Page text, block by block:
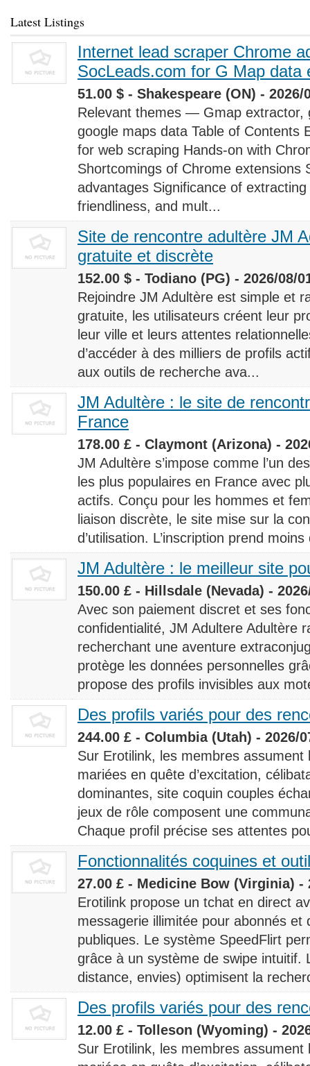
Latest Listings
Internet lead scraper Chrome
SocLeads.com for G Map data
51.00 $ - Shakespeare (ON) - 2026/
Relevant themes — Gmap extractor,
google maps data Table of Contents
for web scraping Hands-on with
Shortcomings of Chrome extensions
advantages Significance of
friendliness, and mult...
Site de rencontre adultère JM
gratuite et discrète
152.00 $ - Todiano (PG) - 2026/08/
Rejoindre JM Adultère est simple et
gratuite, les utilisateurs créent leur
leur ville et leurs attentes
d’accéder à des milliers de profils
aux outils de recherche ava...
JM Adultère : le site de
France
178.00 £ - Claymont (Arizona) -
JM Adultère s’impose comme l’un
les plus populaires en France avec
actifs. Conçu pour les hommes et
liaison discrète, le site mise sur la
d’utilisation. L’inscription prend
JM Adultère : le meilleur site
150.00 £ - Hillsdale (Nevada) -
Avec son paiement discret et ses
confidentialité, JM Adultere Adultère
recherchant une aventure
protège les données personnelles
propose des profils invisibles aux
Des profils variés pour des
244.00 £ - Columbia (Utah) - 2026/
Sur Erotilink, les membres
mariées en quête d’excitation,
dominantes, site coquin couples
jeux de rôle composent une
Chaque profil précise ses attentes
Fonctionnalités coquines et
27.00 £ - Medicine Bow (Virginia) -
Erotilink propose un tchat en direct
messagerie illimitée pour abonnés et
publiques. Le système SpeedFlirt
grâce à un système de swipe intuitif.
distance, envies) optimisent la
Des profils variés pour des
12.00 £ - Tolleson (Wyoming) -
Sur Erotilink, les membres